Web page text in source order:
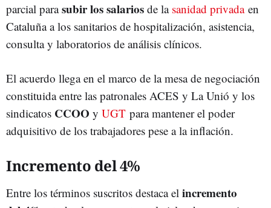
parcial parasubir los salarios de la sanidad privadaen
Cataluña a los sanitarios de hospitalización, asistencia,
consulta y laboratorios de análisis clínicos.
El acuerdo llega en el marco de la mesa de negociación
constituida entre las patronales ACES y La Unió y los
sindicatos CCOO y UGT para mantener el poder
adquisitivo de los trabajadores pese a la inflación.
Incremento del 4%
Entre los términos suscritos destaca el incremento